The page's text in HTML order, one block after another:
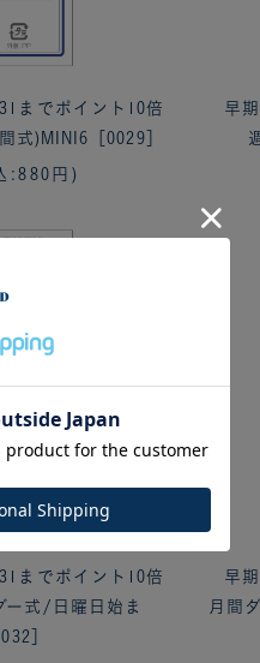
までポイント10倍
式)MINI6［0029］
:880円)
早
までポイント10倍
ー式/日曜日始ま
］
早
月間